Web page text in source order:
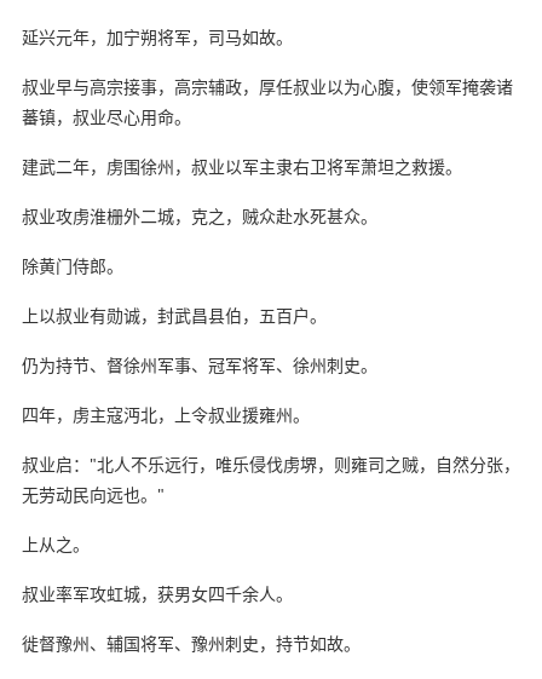
延兴元年，加宁朔将军，司马如故。
叔业早与高宗接事，高宗辅政，厚任叔业以为心腹，使领军掩袭诸
蕃镇，叔业尽心用命。
建武二年，虏围徐州，叔业以军主隶右卫将军萧坦之救援。
叔业攻虏淮栅外二城，克之，贼众赴水死甚众。
除黄门侍郎。
上以叔业有勋诚，封武昌县伯，五百户。
仍为持节、督徐州军事、冠军将军、徐州刺史。
四年，虏主寇沔北，上令叔业援雍州。
叔业启："北人不乐远行，唯乐侵伐虏堺，则雍司之贼，自然分张，
无劳动民向远也。"
上从之。
叔业率军攻虹城，获男女四千余人。
徙督豫州、辅国将军、豫州刺史，持节如故。